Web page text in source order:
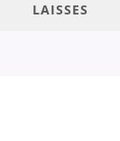
LAISSES